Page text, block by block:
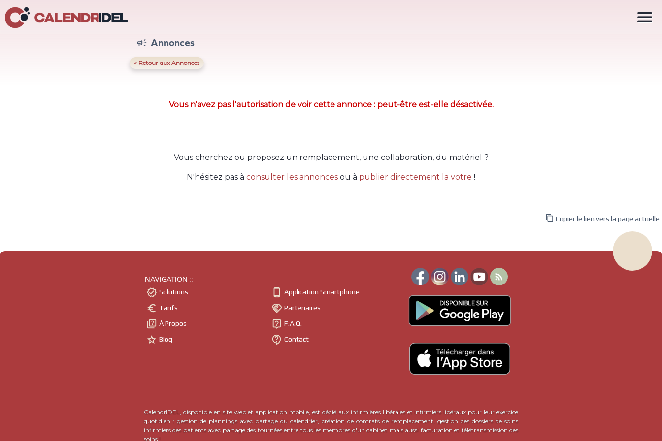
 Annonces
« Retour aux Annonces
Vous n'avez pas l'autorisation de voir cette annonce : peut-être est-elle désactivée.
Vous cherchez ou proposez un remplacement, une collaboration, du matériel ?
N'hésitez pas à consulter les annonces ou à publier directement la votre !

 Copier le lien vers la page actuelle
NAVIGATION ::
 Solutions
 Tarifs
 À Propos
 Blog
 Application Smartphone
 Partenaires
 F.A.Q.
 Contact

CalendrIDEL, disponible en site web et application mobile, est dédié aux infirmières libérales et infirmiers libéraux pour leur exercice
quotidien : gestion de plannings avec partage du calendrier, création de contrats de remplacement, gestion des dossiers de soins
infirmiers des patients avec partage des tournées entre tous les membres d'un cabinet mais aussi facturation et télétransmission des
soins !